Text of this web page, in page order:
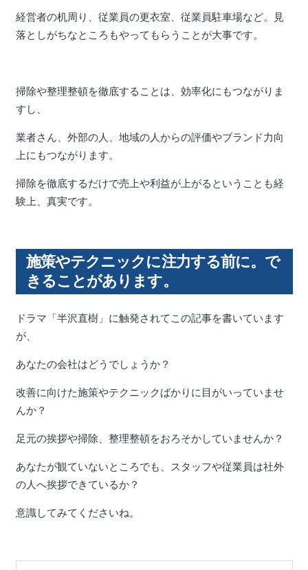
経営者の机周り、従業員の更衣室、従業員駐車場など。見
落としがちなところもやってもらうことが大事です。
掃除や整理整頓を徹底することは、効率化にもつながりま
すし、
業者さん、外部の人、地域の人からの評価やブランド力向
上にもつながります。
掃除を徹底するだけで売上や利益が上がるということも経
験上、真実です。
施策やテクニックに注力する前に。で
きることがあります。
ドラマ「半沢直樹」に触発されてこの記事を書いています
が、
あなたの会社はどうでしょうか？
改善に向けた施策やテクニックばかりに目がいっていませ
んか？
足元の挨拶や掃除、整理整頓をおろそかしていませんか？
あなたが観ていないところでも、スタッフや従業員は社外
の人へ挨拶できているか？
意識してみてくださいね。